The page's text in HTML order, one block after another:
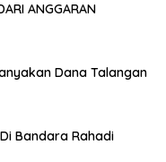
ANGGARAN
Dana Talangan
Bandara Rahadi